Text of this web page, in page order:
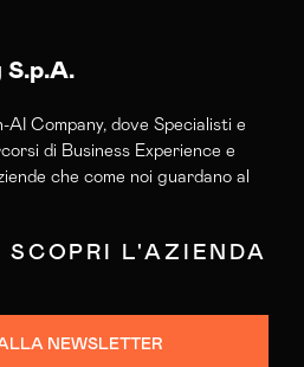
S.p.A.
AI Company, dove Specialisti e
di Business Experience e
che come noi guardano al
SCOPRI L'AZIENDA
NEWSLETTER